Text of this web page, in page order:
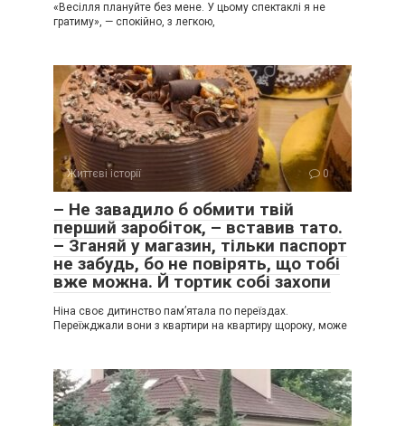
«Весілля плануйте без мене. У цьому спектаклі я не
гратиму», — спокійно, з легкою,
Життєві історії 0
– Не завадило б обмити твій
перший заробіток, – вставив тато.
– Зганяй у магазин, тільки паспорт
не забудь, бо не повірять, що тобі
вже можна. Й тортик собі захопи
Ніна своє дитинство пам’ятала по переїздах.
Переїжджали вони з квартири на квартиру щороку, може